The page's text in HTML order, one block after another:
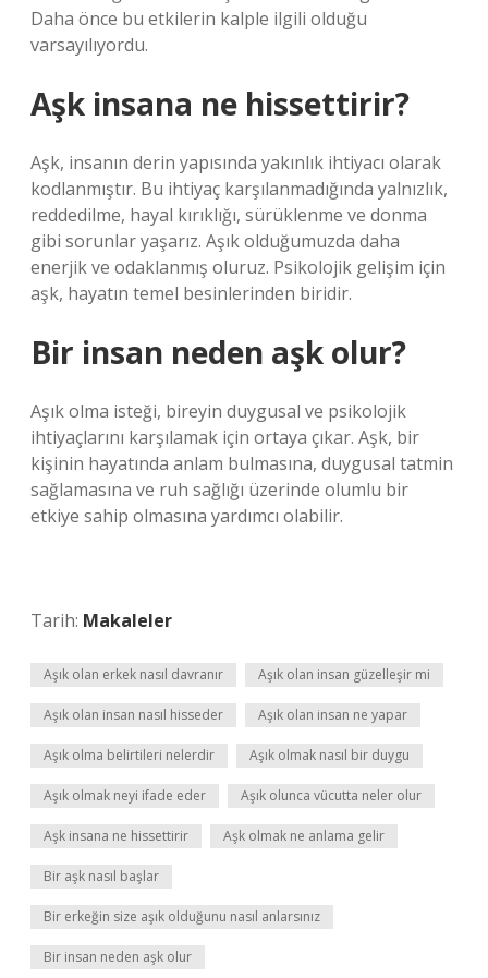
Daha önce bu etkilerin kalple ilgili olduğu
varsayılıyordu.
Aşk insana ne hissettirir?
Aşk, insanın derin yapısında yakınlık ihtiyacı olarak
kodlanmıştır. Bu ihtiyaç karşılanmadığında yalnızlık,
reddedilme, hayal kırıklığı, sürüklenme ve donma
gibi sorunlar yaşarız. Aşık olduğumuzda daha
enerjik ve odaklanmış oluruz. Psikolojik gelişim için
aşk, hayatın temel besinlerinden biridir.
Bir insan neden aşk olur?
Aşık olma isteği, bireyin duygusal ve psikolojik
ihtiyaçlarını karşılamak için ortaya çıkar. Aşk, bir
kişinin hayatında anlam bulmasına, duygusal tatmin
sağlamasına ve ruh sağlığı üzerinde olumlu bir
etkiye sahip olmasına yardımcı olabilir.
Tarih: Makaleler
Aşık olan erkek nasıl davranır Aşık olan insan güzelleşir mi
Aşık olan insan nasıl hisseder Aşık olan insan ne yapar
Aşık olma belirtileri nelerdir Aşık olmak nasıl bir duygu
Aşık olmak neyi ifade eder Aşık olunca vücutta neler olur
Aşk insana ne hissettirir Aşk olmak ne anlama gelir
Bir aşk nasıl başlar
Bir erkeğin size aşık olduğunu nasıl anlarsınız
Bir insan neden aşk olur